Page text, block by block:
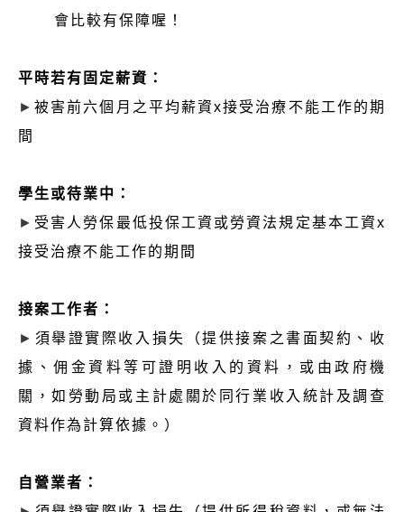
會比較有保障喔！
平時若有固定薪資：
► 被害前六個月之平均薪資x接受治療不能工作的期
間
學生或待業中：
► 受害人勞保最低投保工資或勞資法規定基本工資x
接受治療不能工作的期間
接案工作者：
► 須舉證實際收入損失（提供接案之書面契約、收
據、佣金資料等可證明收入的資料，或由政府機
關，如勞動局或主計處關於同行業收入統計及調查
資料作為計算依據。）
自營業者：